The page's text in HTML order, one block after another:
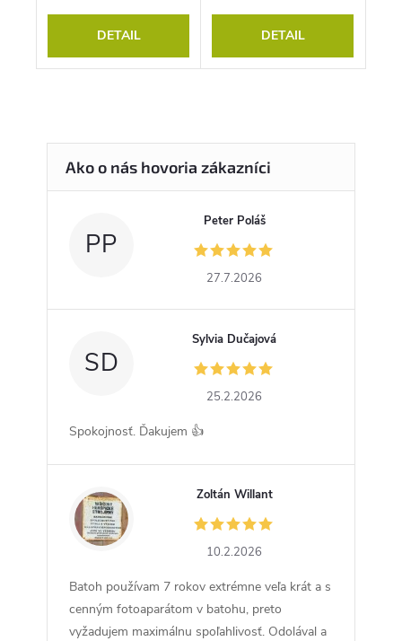
DETAIL DETAIL
PP
Peter Poláš
27.7.2026
SD
Sylvia Dučajová
25.2.2026
Spokojnosť. Ďakujem 👍
ZW
Zoltán Willant
10.2.2026
Batoh používam 7 rokov extrémne veľa krát a s
cenným fotoaparátom v batohu, preto
vyžadujem maximálnu spoľahlivosť. Odolával a